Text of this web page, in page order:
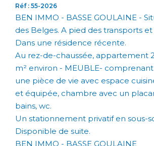
Réf : 55-2026
BEN IMMO - BASSE GOULAINE -
des Belges. A pied des transports
Dans une résidence récente.
Au rez-de-chaussée, appartement
m² environ - MEUBLE-
une pièce de vie avec espace
et équipée, chambre avec un
bains, wc.
Un stationnement privatif en sous-
Disponible de suite.
BEN IMMO - BASSE GOULAINE